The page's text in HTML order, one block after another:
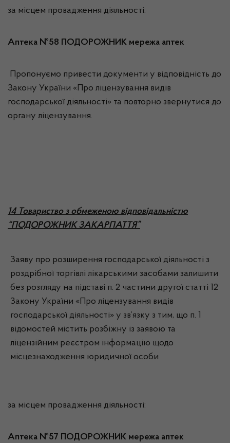
за місцем провадження діяльності:
Аптека №58 ПОДОРОЖНИК мережа аптек
Пропонуємо привести документи у відповідність до
Закону України «Про ліцензування видів
господарської діяльності» та повторно звернутися до
органу ліцензування.
14 Товариство з обмеженою відповідальністю
“ПОДОРОЖНИК ЗАКАРПАТТЯ”
Заяву про розширення господарської діяльності з
роздрібної торгівлі лікарськими засобами залишити
без розгляду на підставі п. 2 частини другої статті 12
Закону України «Про ліцензування видів
господарської діяльності» у зв’язку з тим, що п. 1
відомостей містить розбіжну із заявою та
ліцензійним реєстром інформацію щодо
місцезнаходження юридичної особи
за місцем провадження діяльності:
Аптека №57 ПОДОРОЖНИК мережа аптек